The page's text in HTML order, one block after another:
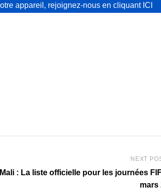
appareil, rejoignez-nous en cliquant ICI
NEXT
Mali : La liste officielle pour les journées
mars